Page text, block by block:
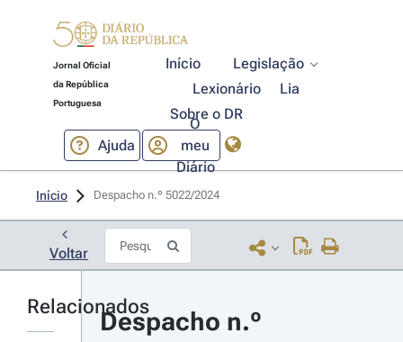
Jornal Oficial
da República
Portuguesa
Início
Legislação
Lexionário
Lia
Sobre o DR
Ajuda
O
meu
Diário
Início Despacho n.º 5022/2024
Voltar
Relacionados
Despacho n.º